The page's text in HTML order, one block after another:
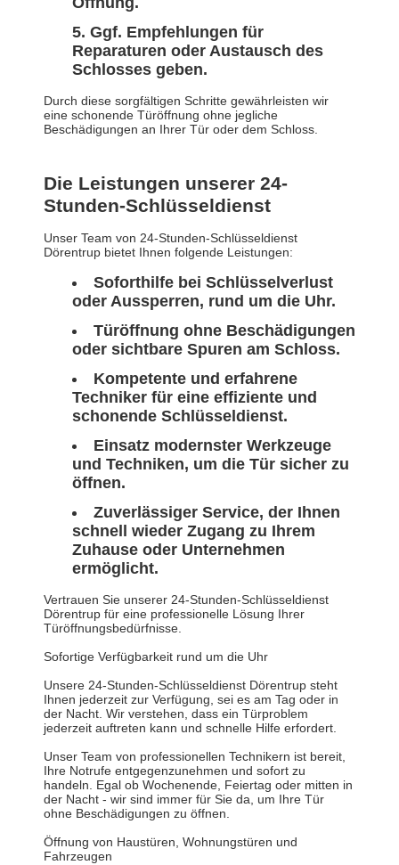
Ggf. Empfehlungen für
Reparaturen oder Austausch des
Schlosses geben.
Durch diese sorgfältigen Schritte gewährleisten wir
eine schonende Türöffnung ohne jegliche
Beschädigungen an Ihrer Tür oder dem Schloss.
Die Leistungen unserer 24-
Stunden-Schlüsseldienst
Unser Team von 24-Stunden-Schlüsseldienst
Dörentrup bietet Ihnen folgende Leistungen:
Soforthilfe bei Schlüsselverlust
oder Aussperren, rund um die Uhr.
Türöffnung ohne Beschädigungen
oder sichtbare Spuren am Schloss.
Kompetente und erfahrene
Techniker für eine effiziente und
schonende Schlüsseldienst.
Einsatz modernster Werkzeuge
und Techniken, um die Tür sicher zu
öffnen.
Zuverlässiger Service, der Ihnen
schnell wieder Zugang zu Ihrem
Zuhause oder Unternehmen
ermöglicht.
Vertrauen Sie unserer 24-Stunden-Schlüsseldienst
Dörentrup für eine professionelle Lösung Ihrer
Türöffnungsbedürfnisse.
Sofortige Verfügbarkeit rund um die Uhr
Unsere 24-Stunden-Schlüsseldienst Dörentrup steht
Ihnen jederzeit zur Verfügung, sei es am Tag oder in
der Nacht. Wir verstehen, dass ein Türproblem
jederzeit auftreten kann und schnelle Hilfe erfordert.
Unser Team von professionellen Technikern ist bereit,
Ihre Notrufe entgegenzunehmen und sofort zu
handeln. Egal ob Wochenende, Feiertag oder mitten in
der Nacht - wir sind immer für Sie da, um Ihre Tür
ohne Beschädigungen zu öffnen.
Öffnung von Haustüren, Wohnungstüren und
Fahrzeugen